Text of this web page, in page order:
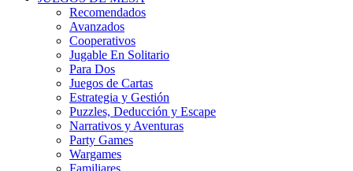
Recomendados
Avanzados
Cooperativos
Jugable En Solitario
Para Dos
Juegos de Cartas
Estrategia y Gestión
Puzzles, Deducción y Escape
Narrativos y Aventuras
Party Games
Wargames
Familiares